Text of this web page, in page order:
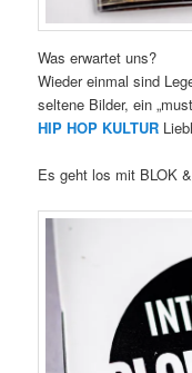
Was erwartet uns?
Wieder einmal sind
seltene Bilder, ein
HIP HOP KULTUR
Es geht los mit BLOK